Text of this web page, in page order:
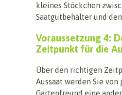
kleines Stöckchen
Saatgutbehälter und
Voraussetzung 4:
Zeitpunkt für die
Über den richtigen
Aussaat werden Sie von
Gartenfreund eine